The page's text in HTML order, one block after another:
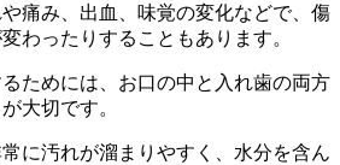
痛み、出血、味覚の変化などで、傷
わったりすることもあります。
ためには、お口の中と入れ歯の両方
大切です。
に汚れが溜まりやすく、水分を含ん